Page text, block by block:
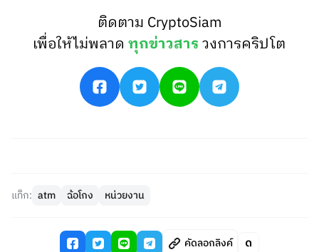
ติดตาม CryptoSiam
เพื่อให้ไม่พลาดทุกข่าวสารวงการคริปโต
แท็ก: atm ฉ้อโกง หน่วยงาน
คัดลอกลิงค์